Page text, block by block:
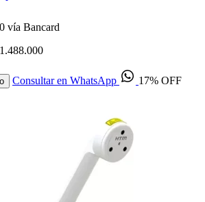
vía Bancard
Consultar en WhatsApp 17% OFF